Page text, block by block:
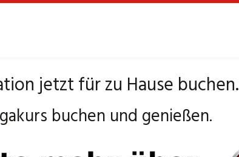
jetzt für zu Hause buchen.
buchen und genießen.